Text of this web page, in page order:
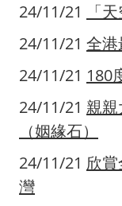
24/11/21
「
24/11/21 全
24/11/21 180
24/11/21 親
（姻緣石）
24/11/21 欣
灣